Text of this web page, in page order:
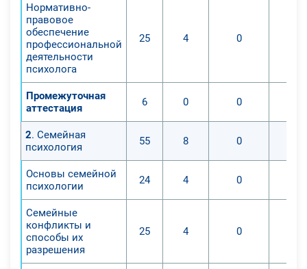
Нормативно-
правовое
обеспечение
профессиональной
деятельности
психолога
25 4 0
Промежуточная
аттестация
6 0 0
2. Семейная
психология
55 8 0
Основы семейной
психологии
24 4 0
Семейные
конфликты и
способы их
разрешения
25 4 0